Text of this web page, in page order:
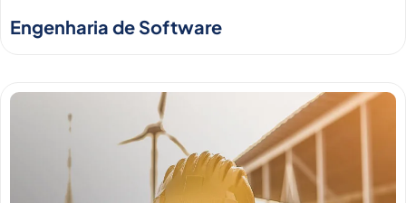
Engenharia de Software